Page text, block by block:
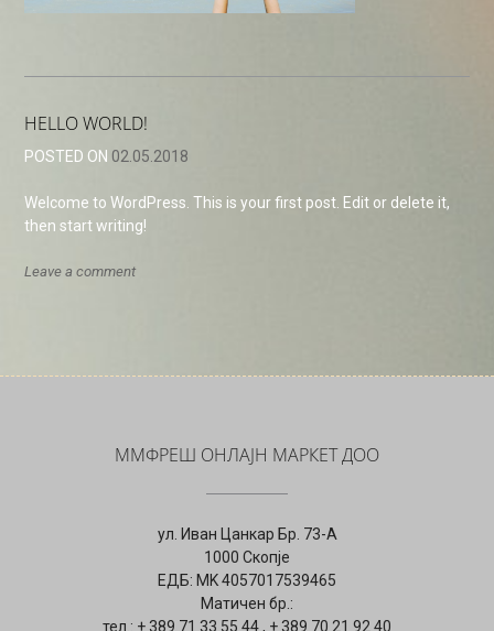
HELLO WORLD!
POSTED ON 02.05.2018
Welcome to WordPress. This is your first post. Edit or delete it,
then start writing!
Leave a comment
ММФРЕШ ОНЛАЈН МАРКЕТ ДОО
ул. Иван Цанкар Бр. 73-А
1000 Скопје
ЕДБ: MK 4057017539465
Матичен бр.:
тел.: + 389 71 33 55 44 , + 389 70 21 92 40